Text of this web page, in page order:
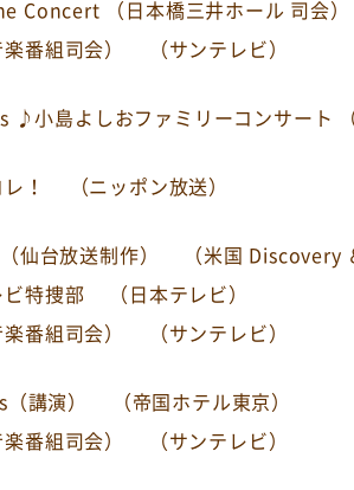
Concert （日本橋三井ホール 司会）
番組司会） （サンテレビ）
♪小島よしおファミリーコンサート
！ （ニッポン放送）
仙台放送制作） （米国 Discovery
特捜部 （日本テレビ）
番組司会） （サンテレビ）
（講演） （帝国ホテル東京）
番組司会） （サンテレビ）